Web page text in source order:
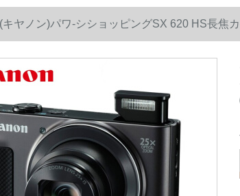
キヤノン)パワ-シショッピングSX 620 HS長焦
セト2